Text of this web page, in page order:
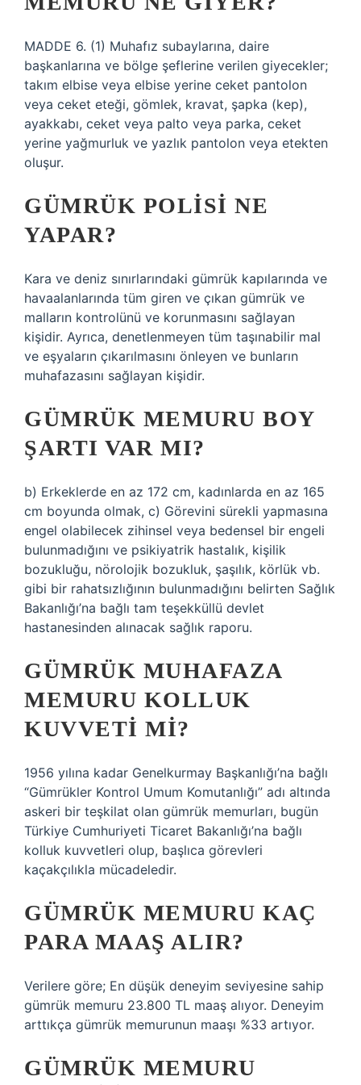
MADDE 6. (1) Muhafız subaylarına, daire
başkanlarına ve bölge şeflerine verilen giyecekler;
takım elbise veya elbise yerine ceket pantolon
veya ceket eteği, gömlek, kravat, şapka (kep),
ayakkabı, ceket veya palto veya parka, ceket
yerine yağmurluk ve yazlık pantolon veya etekten
oluşur.
GÜMRÜK POLISI NE
YAPAR?
Kara ve deniz sınırlarındaki gümrük kapılarında ve
havaalanlarında tüm giren ve çıkan gümrük ve
malların kontrolünü ve korunmasını sağlayan
kişidir. Ayrıca, denetlenmeyen tüm taşınabilir mal
ve eşyaların çıkarılmasını önleyen ve bunların
muhafazasını sağlayan kişidir.
GÜMRÜK MEMURU BOY
ŞARTI VAR MI?
b) Erkeklerde en az 172 cm, kadınlarda en az 165
cm boyunda olmak, c) Görevini sürekli yapmasına
engel olabilecek zihinsel veya bedensel bir engeli
bulunmadığını ve psikiyatrik hastalık, kişilik
bozukluğu, nörolojik bozukluk, şaşılık, körlük vb.
gibi bir rahatsızlığının bulunmadığını belirten Sağlık
Bakanlığı’na bağlı tam teşekküllü devlet
hastanesinden alınacak sağlık raporu.
GÜMRÜK MUHAFAZA
MEMURU KOLLUK
KUVVETI MI?
1956 yılına kadar Genelkurmay Başkanlığı’na bağlı
“Gümrükler Kontrol Umum Komutanlığı” adı altında
askeri bir teşkilat olan gümrük memurları, bugün
Türkiye Cumhuriyeti Ticaret Bakanlığı’na bağlı
kolluk kuvvetleri olup, başlıca görevleri
kaçakçılıkla mücadeledir.
GÜMRÜK MEMURU KAÇ
PARA MAAŞ ALIR?
Verilere göre; En düşük deneyim seviyesine sahip
gümrük memuru 23.800 TL maaş alıyor. Deneyim
arttıkça gümrük memurunun maaşı %33 artıyor.
GÜMRÜK MEMURU